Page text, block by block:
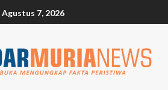
Agustus 7, 2026